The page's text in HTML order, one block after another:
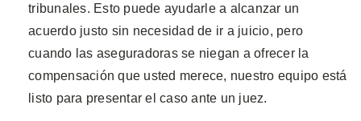
tribunales. Esto puede ayudarle a alcanzar un
acuerdo justo sin necesidad de ir a juicio, pero
cuando las aseguradoras se niegan a ofrecer la
compensación que usted merece, nuestro equipo está
listo para presentar el caso ante un juez.